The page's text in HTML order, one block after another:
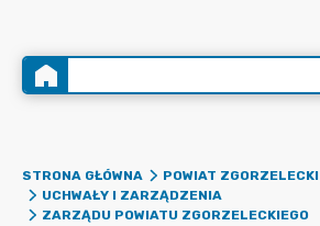
STRONA GŁÓWNA
POWIAT ZGORZELECKI
UCHWAŁY I ZARZĄDZENIA
ZARZĄDU POWIATU ZGORZELECKIEGO